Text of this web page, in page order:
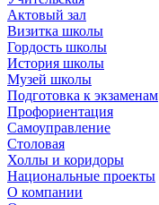
Актовый зал
Визитка школы
Гордость школы
История школы
Музей школы
Подготовка к экзаменам
Профориентация
Самоуправление
Столовая
Холлы и коридоры
Национальные проекты
О компании